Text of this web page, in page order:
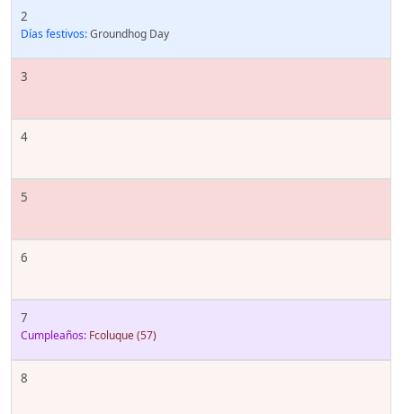
2
Días festivos:Groundhog Day
3
4
5
6
7
Cumpleaños: Fcoluque(57)
8